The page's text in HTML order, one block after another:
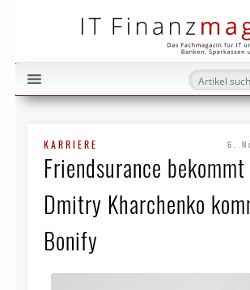
KARRIERE 6.
Friendsurance bekommt
Dmitry Kharchenko
Bonify